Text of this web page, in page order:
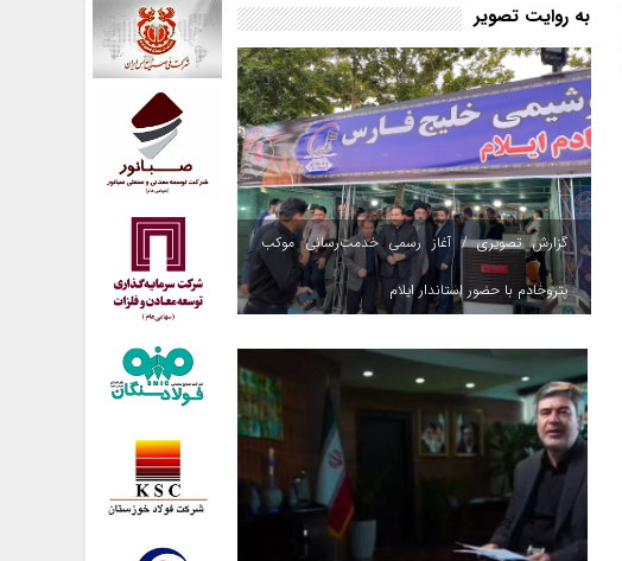
به روایت تصویر
گزارش تصویری / آغاز رسمی خدمت‌رسانی موکب
پتروخادم با حضور استاندار ایلام